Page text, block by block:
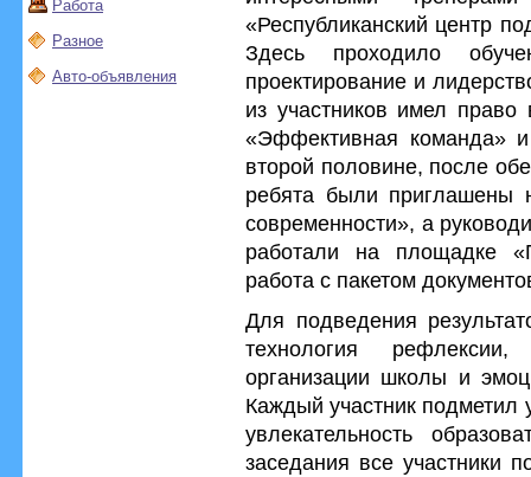
Работа
Разное
Авто-объявления
«Республиканский центр
Здесь проходило
проектирование и
из участников имел
«Эффективная команда»
второй половине, после
ребята были приглашены
современности», а
работали на площадке
работа с пакетом
Для подведения
технология
организации школы и
Каждый участник
увлекательность
заседания все участники